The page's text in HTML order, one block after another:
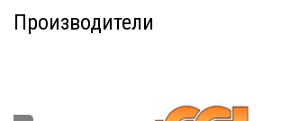
Производители